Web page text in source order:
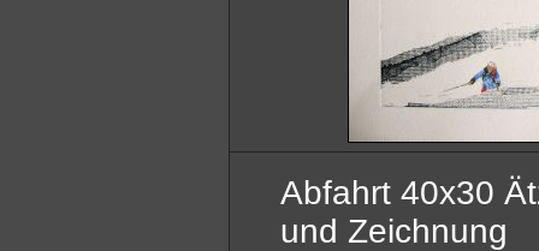
Abfahrt 40x30
und Zeichnung